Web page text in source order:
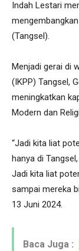
Indah Lestari
(Tangsel).
Menjadi gerai di
(IKPP) Tangsel,
meningkatkan
Modern dan
“Jadi kita liat
hanya di
Jadi kita liat
sampai mereka
13 Juni 2024.
Baca Juga :